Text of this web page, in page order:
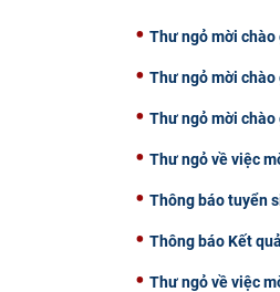
Thư ngỏ mời
Thư ngỏ mời
Thư ngỏ mời
Thư ngỏ về việc
Thông báo tuyển
Thông báo Kết
Thư ngỏ về việc